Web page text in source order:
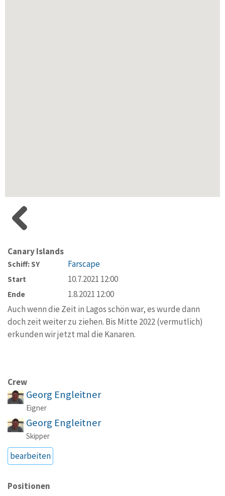
Canary Islands
Schiff: SY Farscape
Start 10.7.2021 12:00
Ende
1.8.2021 12:00
Auch wenn die Zeit in Lagos schön war, es wurde dann
doch zeit weiter zu ziehen. Bis Mitte 2022 (vermutlich)
erkunden wir jetzt mal die Kanaren.
Crew
Georg Engleitner
Eigner
Georg Engleitner
Skipper
bearbeiten
Positionen